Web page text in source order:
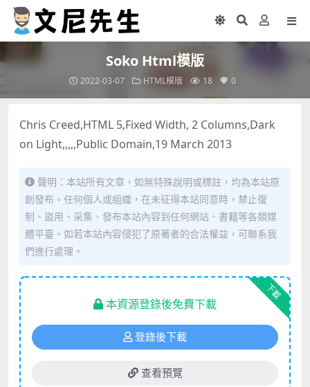
Soko Html模版
2022-03-07 HTML模版 18 0
Chris Creed,HTML 5,Fixed Width, 2 Columns,Dark
on Light,,,,,Public Domain,19 March 2013
聲明：本站所有文章，如無特殊說明或標註，均為本站原
創發布。任何個人或組織，在未征得本站同意時，禁止復
制、盜用、采集、發布本站內容到任何網站、書籍等各類媒
體平臺。如若本站內容侵犯了原著者的合法權益，可聯系我
們進行處理。
下載
本資源登錄後免費下載
登錄後下載
查看預覽